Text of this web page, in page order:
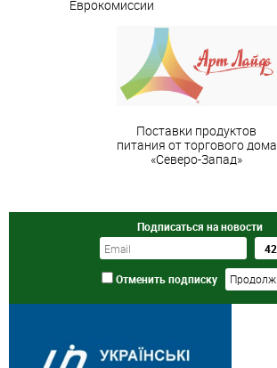
Еврокомиссии
Поставки продуктов
питания от торгового дома
«Северо-Запад»
Подписаться на новости
Отменить подписку